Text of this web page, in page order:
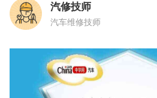
汽修技师
汽车维修技师